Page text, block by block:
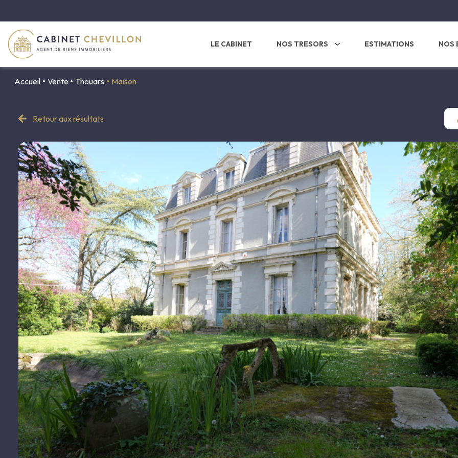
LE CABINET NOS TRESORS
maisons de maitres
longères
ESTIMATIONS NOS
Accueil Vente Thouars Maison
Retour aux résultats